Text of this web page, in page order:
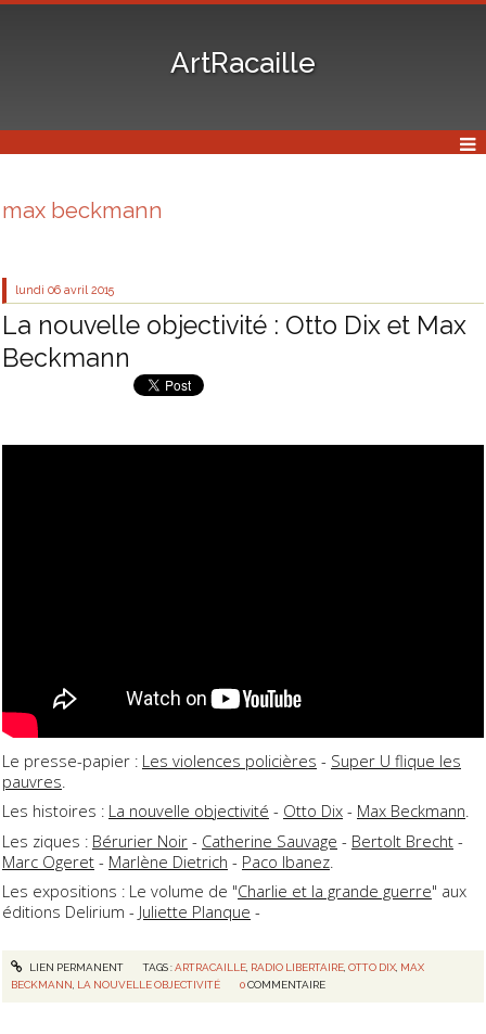
ArtRacaille
max beckmann
lundi 06 avril 2015
La nouvelle objectivité : Otto Dix et Max
Beckmann
Le presse-papier : Les violences policières - Super U flique les
pauvres.
Les histoires : La nouvelle objectivité - Otto Dix - Max Beckmann.
Les ziques : Bérurier Noir - Catherine Sauvage - Bertolt Brecht -
Marc Ogeret - Marlène Dietrich - Paco Ibanez
Les expositions : Le volume de "Charlie et la grande guerre" aux
éditions Delirium - Juliette Planque -
LIEN PERMANENT TAGS :ARTRACAILLE, RADIO LIBERTAIRE, OTTO DIX, MAX
BECKMANN LA NOUVELLE OBJECTIVITÉ 0 COMMENTAIRE